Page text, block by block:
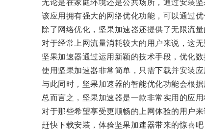
无论是在家庭环境还是公共场所，通过安装坚
该应用拥有强大的网络优化功能，可以通过优
除了网络优化，坚果加速器还提供了无限流量
对于经常上网流量消耗较大的用户来说，这无
坚果加速器通过运用新颖的技术手段，优化数
使用坚果加速器非常简单，只需下载并安装应
与此同时，坚果加速器的智能优化功能会根据
总而言之，坚果加速器是一款非常实用的应用
对于那些希望享受更顺畅的上网体验的用户来
赶快下载安装，体验坚果加速器带来的惊喜吧